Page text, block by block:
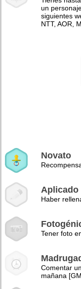
un
siguientes
NTT, AOR,
Novato
Aplicado
Haber
Tener foto
Comentar
mañana